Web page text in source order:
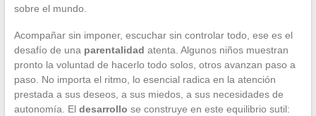
sobre el mundo.
Acompañar sin imponer, escuchar sin controlar todo, ese es el
desafío de una parentalidad atenta. Algunos niños muestran
pronto la voluntad de hacerlo todo solos, otros avanzan paso a
paso. No importa el ritmo, lo esencial radica en la atención
prestada a sus deseos, a sus miedos, a sus necesidades de
autonomía. El desarrollo se construye en este equilibrio sutil: